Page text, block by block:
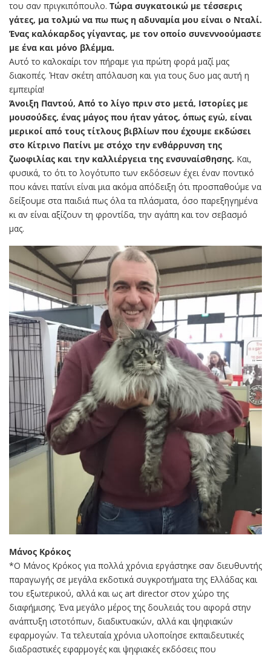
του σαν πριγκιπόπουλο. Τώρα συγκατοικώ με τέσσερις
γάτες, μα τολμώ να πω πως η αδυναμία μου είναι ο Νταλί.
Ένας καλόκαρδος γίγαντας, με τον οποίο συνεννοούμαστε
με ένα και μόνο βλέμμα.
Αυτό το καλοκαίρι τον πήραμε για πρώτη φορά μαζί μας
διακοπές. Ήταν σκέτη απόλαυση και για τους δυο μας αυτή η
εμπειρία!
Άνοιξη Παντού, Από το λίγο πριν στο μετά, Ιστορίες με
μουσούδες, ένας μάγος που ήταν γάτος, όπως εγώ, είναι
μερικοί από τους τίτλους βιβλίων που έχουμε εκδώσει
στο Κίτρινο Πατίνι με στόχο την ενθάρρυνση της
ζωοφιλίας και την καλλιέργεια της ενσυναίσθησης. Και,
φυσικά, το ότι το λογότυπο των εκδόσεων έχει έναν ποντικό
που κάνει πατίνι είναι μια ακόμα απόδειξη ότι προσπαθούμε να
δείξουμε στα παιδιά πως όλα τα πλάσματα, όσο παρεξηγημένα
κι αν είναι αξίζουν τη φροντίδα, την αγάπη και τον σεβασμό
μας.
Μάνος Κρόκος
*Ο Μάνος Κρόκος για πολλά χρόνια εργάστηκε σαν διευθυντής
παραγωγής σε μεγάλα εκδοτικά συγκροτήματα της Ελλάδας και
του εξωτερικού, αλλά και ως art director στον χώρο της
διαφήμισης. Ένα μεγάλο μέρος της δουλειάς του αφορά στην
ανάπτυξη ιστοτόπων, διαδικτυακών, αλλά και ψηφιακών
εφαρμογών. Τα τελευταία χρόνια υλοποίησε εκπαιδευτικές
διαδραστικές εφαρμογές και ψηφιακές εκδόσεις που